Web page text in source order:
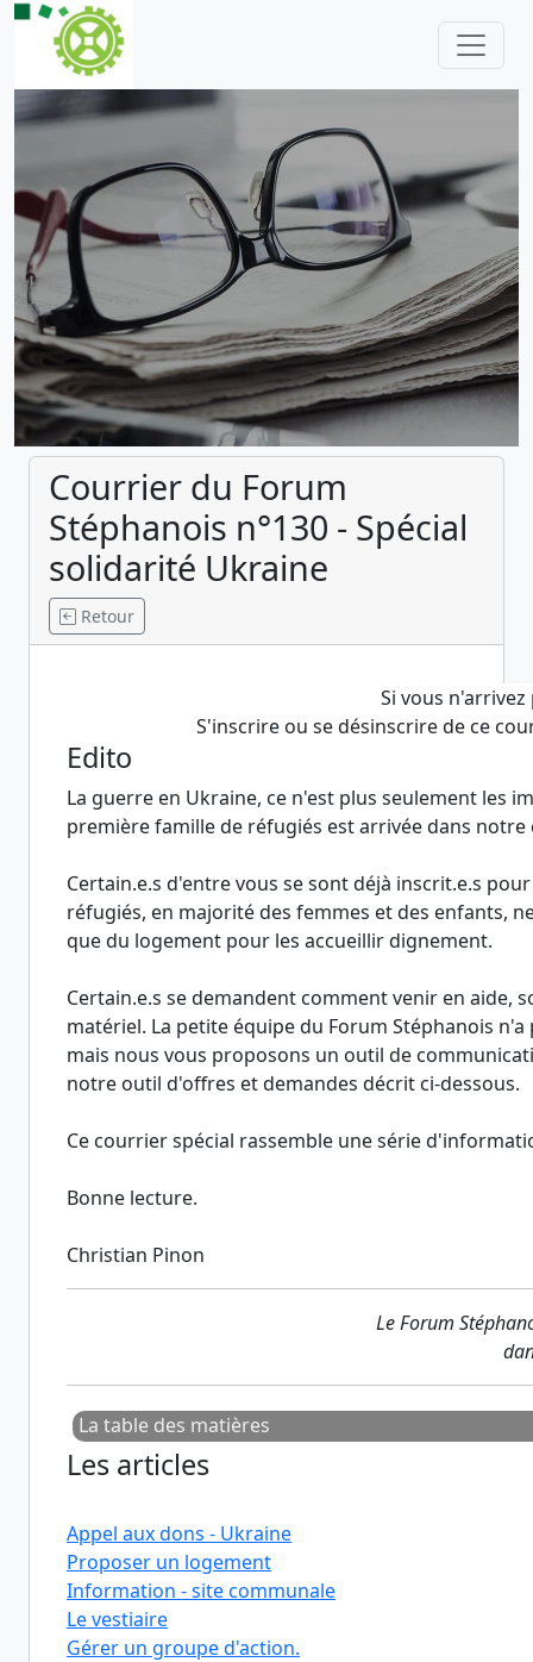
Courrier du Forum
Stéphanois n°130 - Spécial
solidarité Ukraine
Retour
Si vous
S'inscrire ou se désinscrire de ce
Edito
La guerre en Ukraine, ce n'est plus seulement les
première famille de réfugiés est arrivée dans
Certain.e.s d'entre vous se sont déjà inscrit.e.s
réfugiés, en majorité des femmes et des enfants,
que du logement pour les accueillir dignement.
Certain.e.s se demandent comment venir en aide,
matériel. La petite équipe du Forum Stéphanois
mais nous vous proposons un outil de
notre outil d'offres et demandes décrit ci-dessous.
Ce courrier spécial rassemble une série
Bonne lecture.
Christian Pinon
Le Forum
La table des matières
Les articles
Appel aux dons - Ukraine
Proposer un logement
Information - site communale
Le vestiaire
Gérer un groupe d'action.